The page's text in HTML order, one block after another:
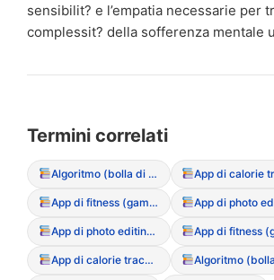
sensibilit? e l’empatia necessarie per
complessit? della sofferenza mentale
Termini correlati
Algoritmo (bolla di filtraggio dei contenuti DCA)
App di fitness (gamification del movimento)
App di photo editing (manipolazione dell’immagine)
App di calorie tracking (rischi e dipendenza)